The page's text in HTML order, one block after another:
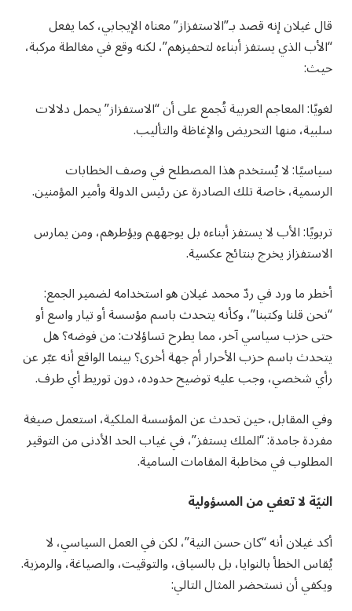
قال غيلان إنه قصد بـ”الاستفزاز” معناه الإيجابي، كما يفعل
“الأب الذي يستفز أبناءه لتحفيزهم”، لكنه وقع في مغالطة مركبة،
حيث:
لغويًا: المعاجم العربية تُجمع على أن “الاستفزاز” يحمل دلالات
سلبية، منها التحريض والإغاظة والتأليب.
سياسيًا: لا يُستخدم هذا المصطلح في وصف الخطابات
الرسمية، خاصة تلك الصادرة عن رئيس الدولة وأمير المؤمنين.
تربويًا: الأب لا يستفز أبناءه بل يوجههم ويؤطرهم، ومن يمارس
الاستفزاز يخرج بنتائج عكسية.
أخطر ما ورد في ردّ محمد غيلان هو استخدامه لضمير الجمع:
“نحن قلنا وكتبنا”، وكأنه يتحدث باسم مؤسسة أو تيار واسع أو
حتى حزب سياسي آخر، مما يطرح تساؤلات: من فوضه؟ هل
يتحدث باسم حزب الأحرار أم جهة أخرى؟ بينما الواقع أنه عبّر عن
رأي شخصي، وجب عليه توضيح حدوده، دون توريط أي طرف.
وفي المقابل، حين تحدث عن المؤسسة الملكية، استعمل صيغة
مفردة جامدة: “الملك يستفز”، في غياب الحد الأدنى من التوقير
المطلوب في مخاطبة المقامات السامية.
النيّة لا تعفي من المسؤولية
أكد غيلان أنه “كان حسن النية”، لكن في العمل السياسي، لا
يُقاس الخطأ بالنوايا، بل بالسياق، والتوقيت، والصياغة، والرمزية.
ويكفي أن نستحضر المثال التالي: